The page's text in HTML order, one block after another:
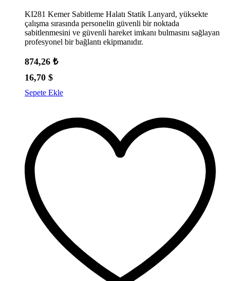
KI281 Kemer Sabitleme Halatı Statik Lanyard, yüksekte
çalışma sırasında personelin güvenli bir noktada
sabitlenmesini ve güvenli hareket imkanı bulmasını sağlayan
profesyonel bir bağlantı ekipmanıdır.
874,26 ₺
16,70 $
Sepete Ekle